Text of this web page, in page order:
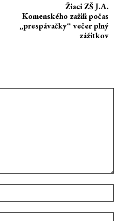
Žiaci ZŠ J.A.
Komenského zažili počas
„prespávačky“ večer plný
zážitkov